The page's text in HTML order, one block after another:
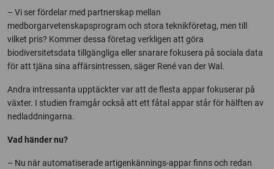
– Vi ser fördelar med partnerskap mellan
medborgarvetenskapsprogram och stora teknikföretag, men till
vilket pris? Kommer dessa företag verkligen att göra
biodiversitetsdata tillgängliga eller snarare fokusera på sociala data
för att tjäna sina affärsintressen, säger René van der Wal.
Andra intressanta upptäckter var att de flesta appar fokuserar på
växter. I studien framgår också att ett fåtal appar står för hälften av
nedladdningarna.
Vad händer nu?
– Nu när automatiserade artigenkännings-appar finns och redan